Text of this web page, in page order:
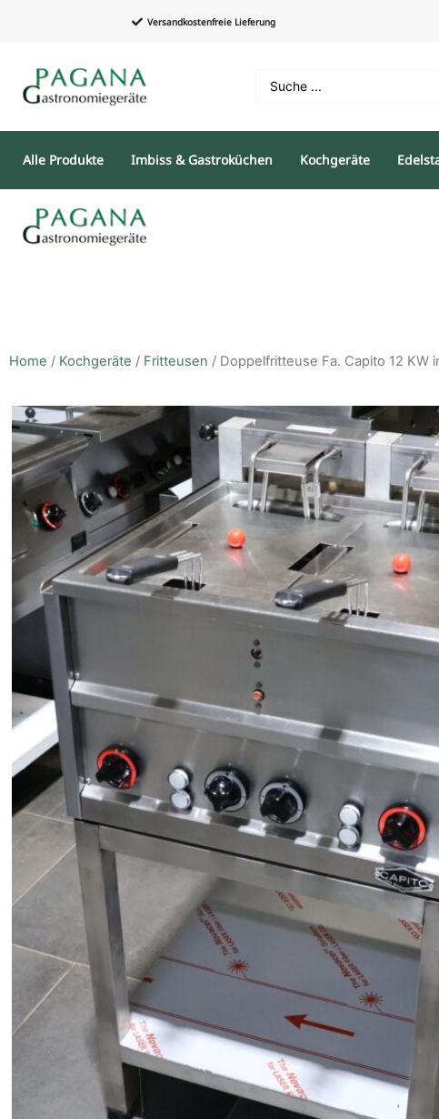
Versandkostenfreie Lieferung
Alle Produkte Imbiss & Gastroküchen Kochgeräte
Home / Kochgeräte / Fritteusen / Doppelfritteuse Fa. Capito 12 KW